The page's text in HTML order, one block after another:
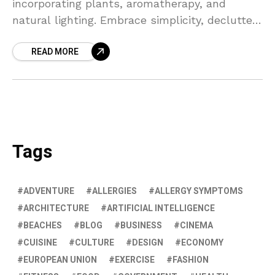
incorporating plants, aromatherapy, and
natural lighting. Embrace simplicity, declutter,
home environment.
READ MORE
Tags
ADVENTURE ALLERGIES
ALLERGY SYMPTOMS
ARCHITECTURE
ARTIFICIAL INTELLIGENCE
BEACHES
BLOG BUSINESS
CINEMA
CUISINE
CULTURE DESIGN
ECONOMY
EUROPEAN UNION
EXERCISE
FASHION